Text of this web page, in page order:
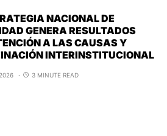
NACIONAL DE
GENERA RESULTADOS
A LAS CAUSAS Y
INTERINSTITUCIONAL
3 MINUTE READ